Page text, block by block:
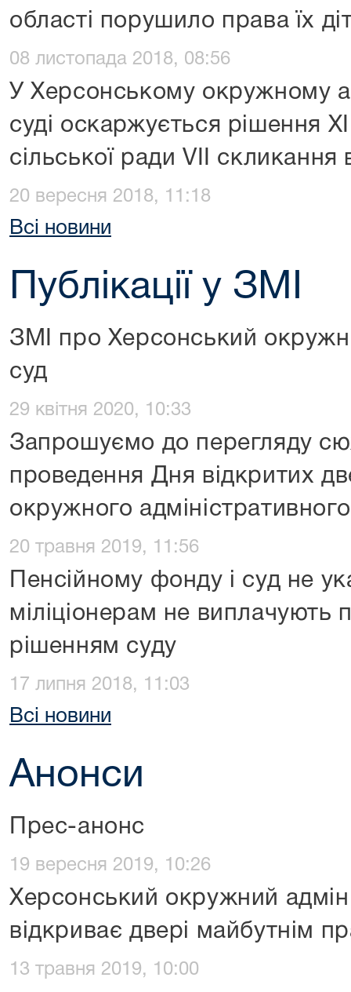
області порушило права їх
08 листопада 2018, 08:56
У Херсонському окружному
суді оскаржується рішення
сільської ради VІІ
20 вересня 2018, 11:18
Всі новини
Публікації у ЗМІ
ЗМІ про Херсонський
суд
29 квітня 2020, 10:33
Запрошуємо до перегляду
проведення Дня відкритих
окружного
20 травня 2019, 11:56
Пенсійному фонду і суд не
міліціонерам не виплачують
рішенням суду
17 липня 2018, 11:03
Всі новини
Анонси
Прес-анонс
19 вересня 2019, 10:26
Херсонський окружний
відкриває двері майбутнім
13 травня 2019, 10:00